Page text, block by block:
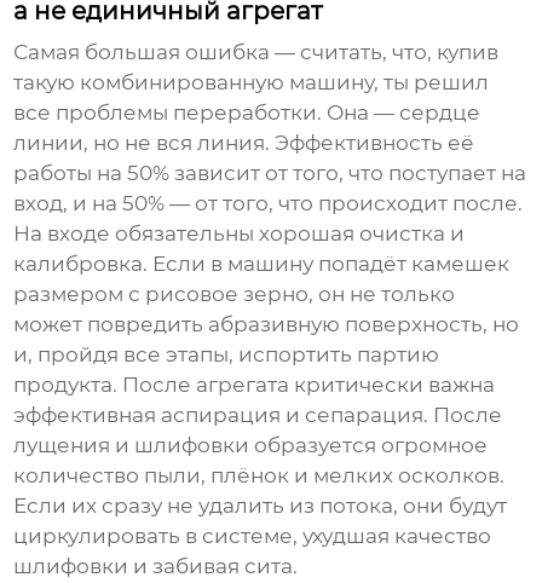
а не единичный агрегат
Самая большая ошибка — считать, что, купив
такую комбинированную машину, ты решил
все проблемы переработки. Она — сердце
линии, но не вся линия. Эффективность её
работы на 50% зависит от того, что поступает на
вход, и на 50% — от того, что происходит после.
На входе обязательны хорошая очистка и
калибровка. Если в машину попадёт камешек
размером с рисовое зерно, он не только
может повредить абразивную поверхность, но
и, пройдя все этапы, испортить партию
продукта. После агрегата критически важна
эффективная аспирация и сепарация. После
лущения и шлифовки образуется огромное
количество пыли, плёнок и мелких осколков.
Если их сразу не удалить из потока, они будут
циркулировать в системе, ухудшая качество
шлифовки и забивая сита.